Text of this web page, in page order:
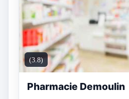
(3.8)
Pharmacie Demoulin